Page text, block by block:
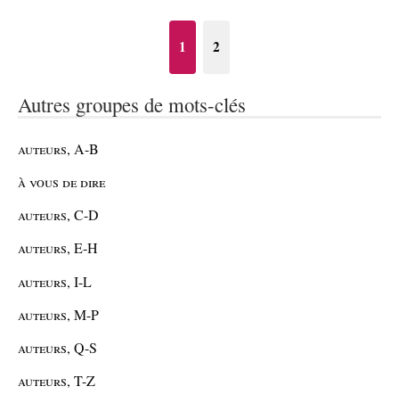
1 2
Autres groupes de mots-clés
auteurs, A-B
à vous de dire
auteurs, C-D
auteurs, E-H
auteurs, I-L
auteurs, M-P
auteurs, Q-S
auteurs, T-Z